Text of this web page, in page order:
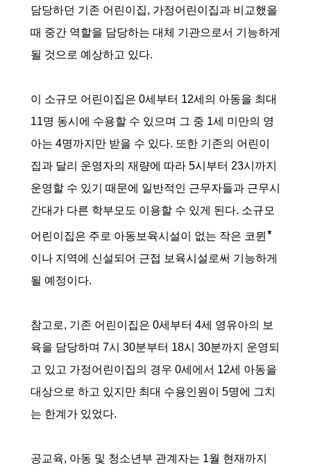
담당하던 기존 어린이집, 가정어린이집과 비교했을
때 중간 역할을 담당하는 대체 기관으로서 기능하게
될 것으로 예상하고 있다.
이 소규모 어린이집은 0세부터 12세의 아동을 최대
11명 동시에 수용할 수 있으며 그 중 1세 미만의 영
아는 4명까지만 받을 수 있다. 또한 기존의 어린이
집과 달리 운영자의 재량에 따라 5시부터 23시까지
운영할 수 있기 때문에 일반적인 근무자들과 근무시
간대가 다른 학부모도 이용할 수 있게 된다. 소규모
어린이집은 주로 아동보육시설이 없는 작은 코뮌 *
이나 지역에 신설되어 근접 보육시설로써 기능하게
될 예정이다.
참고로, 기존 어린이집은 0세부터 4세 영유아의 보
육을 담당하며 7시 30분부터 18시 30분까지 운영되
고 있고 가정어린이집의 경우 0세에서 12세 아동을
대상으로 하고 있지만 최대 수용인원이 5명에 그치
는 한계가 있었다.
공교육, 아동 및 청소년부 관계자는 1월 현재까지